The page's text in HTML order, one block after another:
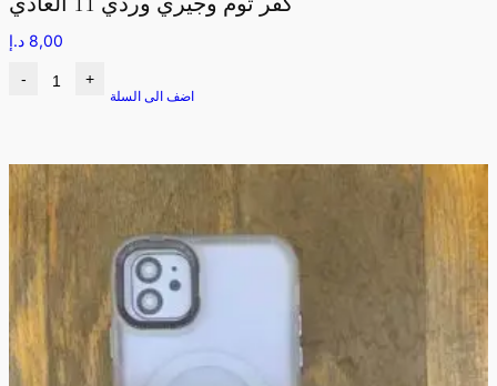
8,00 د.إ
- +
اضف الى السلة